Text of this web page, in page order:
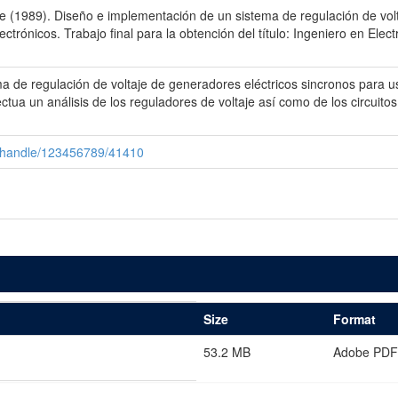
(1989). Diseño e implementación de un sistema de regulación de
Trabajo final para la obtención del título: Ingeniero en
de regulación de voltaje de generadores eléctricos sincronos para
un análisis de los reguladores de voltaje así como de los
123456789/41410
Size
Format
53.2 MB
Adobe PDF